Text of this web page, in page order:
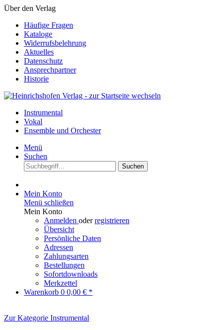
Über den Verlag
Häufige Fragen
Kataloge
Widerrufsbelehrung
Aktuelles
Datenschutz
Ansprechpartner
Historie
Instrumental
Vokal
Ensemble und Orchester
Menü
Suchen
Suchen
Mein Konto
Menü schließen
Mein Konto
Anmelden oderregistrieren
Übersicht
Persönliche Daten
Adressen
Zahlungsarten
Bestellungen
Sofortdownloads
Merkzettel
Warenkorb 0 0,00 € *
Zur Kategorie Instrumental